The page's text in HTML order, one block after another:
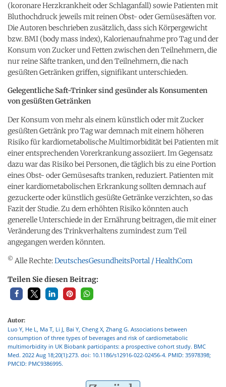
(koronare Herzkrankheit oder Schlaganfall) sowie Patienten mit
Bluthochdruck jeweils mit reinen Obst- oder Gemüsesäften vor.
Die Autoren beschrieben zusätzlich, dass sich Körpergewicht
bzw. BMI (body mass index), Kalorienaufnahme pro Tag und der
Konsum von Zucker und Fetten zwischen den Teilnehmern, die
nur reine Säfte tranken, und den Teilnehmern, die nach
gesüßten Getränken griffen, signifikant unterschieden.
Gelegentliche Saft-Trinker sind gesünder als Konsumenten
von gesüßten Getränken
Der Konsum von mehr als einem künstlich oder mit Zucker
gesüßten Getränk pro Tag war demnach mit einem höheren
Risiko für kardiometabolische Multimorbidität bei Patienten mit
einer entsprechenden Vorerkrankung assoziiert. Im Gegensatz
dazu war das Risiko bei Personen, die täglich bis zu eine Portion
eines Obst- oder Gemüsesafts tranken, reduziert. Patienten mit
einer kardiometabolischen Erkrankung sollten demnach auf
gezuckerte oder künstlich gesüßte Getränke verzichten, so das
Fazit der Studie. Zu dem erhöhten Risiko könnten auch
generelle Unterschiede in der Ernährung beitragen, die mit einer
Veränderung des Trinkverhaltens zumindest zum Teil
angegangen werden könnten.
© Alle Rechte:DeutschesGesundheitsPortal / HealthCom
Teilen Sie diesen Beitrag:
Autor:
Luo Y, He L, Ma T, Li J, Bai Y, Cheng X, Zhang G. Associations between
consumption of three types of beverages and risk of cardiometabolic
multimorbidity in UK Biobank participants: a prospective cohort study. BMC
Med. 2022 Aug 18;20(1):273. doi: 10.1186/s12916-022-02456-4. PMID: 35978398;
PMCID: PMC9386995.